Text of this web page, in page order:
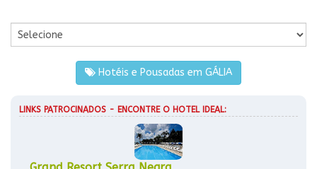
Hotéis e Pousadas em GÁLIA
LINKS PATROCINADOS - ENCONTRE O HOTEL IDEAL: